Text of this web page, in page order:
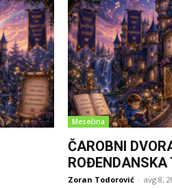
Mesečina
ČAROBNI
ROĐENDANSKA
Zoran Todorović - avg 8,